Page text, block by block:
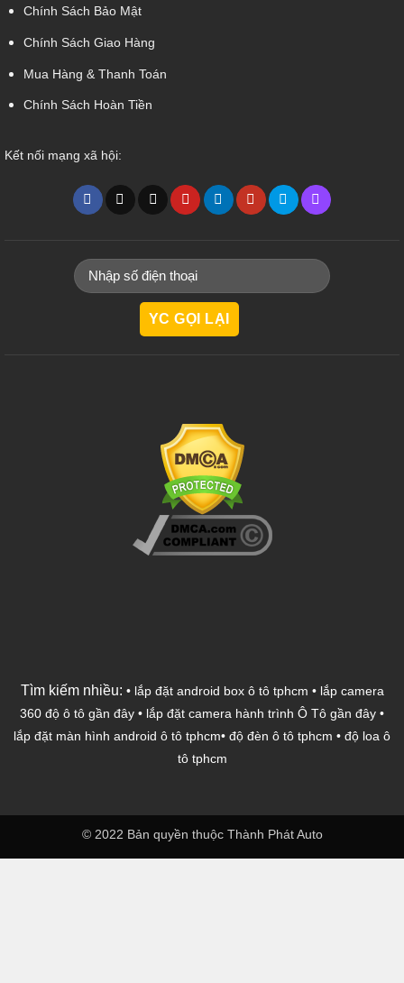
Chính Sách Bảo Mật
Chính Sách Giao Hàng
Mua Hàng & Thanh Toán
Chính Sách Hoàn Tiền
Kết nối mạng xã hội:
Tìm kiếm nhiều: • lắp đặt android box ô tô tphcm • lắp camera
360 độ ô tô gần đây • lắp đặt camera hành trình Ô Tô gần đây •
lắp đặt màn hình android ô tô tphcm• độ đèn ô tô tphcm • độ loa ô
tô tphcm
© 2022 Bản quyền thuộc Thành Phát Auto